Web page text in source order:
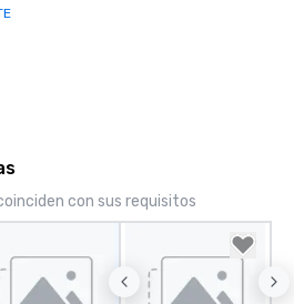
con sus requisitos